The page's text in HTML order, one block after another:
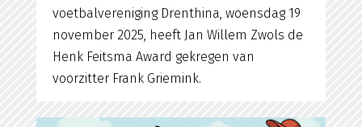
voetbalvereniging Drenthina, woensdag 19
november 2025, heeft Jan Willem Zwols de
Henk Feitsma Award gekregen van
voorzitter Frank Griemink.